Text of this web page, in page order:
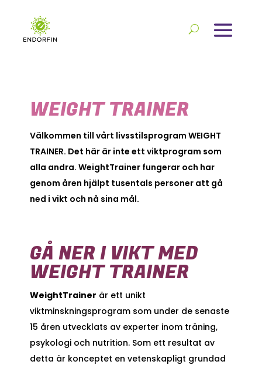
WEIGHT TRAINER
Välkommen till vårt livsstilsprogram WEIGHT
TRAINER. Det här är inte ett viktprogram som
alla andra. WeightTrainer fungerar och har
genom åren hjälpt tusentals personer att gå
ned i vikt och nå sina mål.
GÅ NER I VIKT MED
WEIGHT TRAINER
WeightTrainer är ett unikt
viktminskningsprogram som under de senaste
15 åren utvecklats av experter inom träning,
psykologi och nutrition. Som ett resultat av
detta är konceptet en vetenskapligt grundad